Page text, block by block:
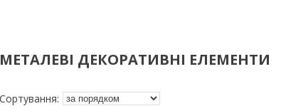
МЕТАЛЕВІ ДЕКОРАТИВНІ ЕЛЕМЕНТИ